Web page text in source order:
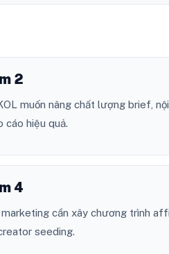
2
muốn nâng chất lượng brief,
cáo hiệu quả.
4
marketing cần xây chương trình
seeding.